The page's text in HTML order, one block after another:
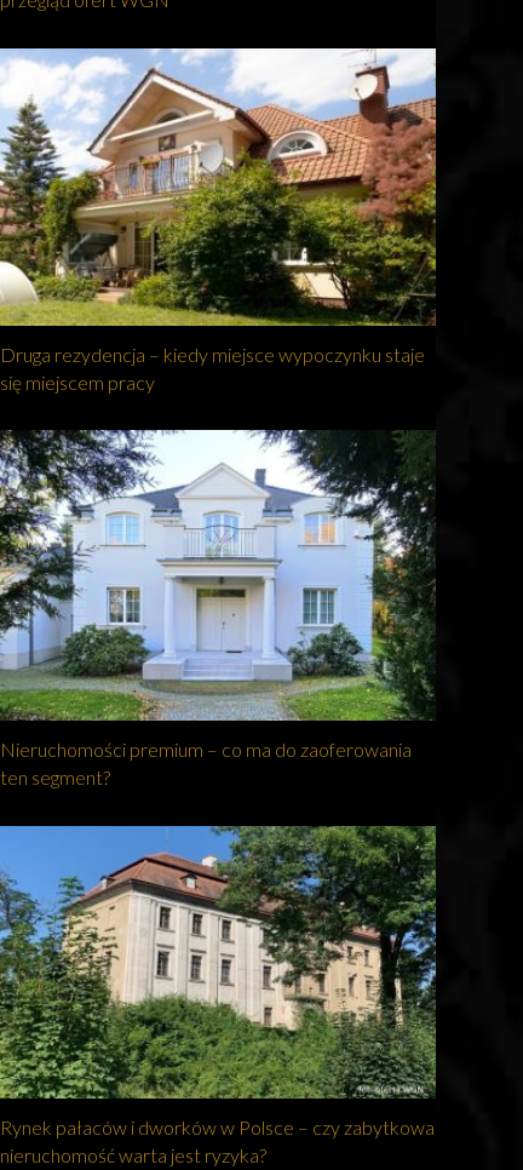
Druga rezydencja – kiedy miejsce wypoczynku staje
się miejscem pracy
Nieruchomości premium – co ma do zaoferowania
ten segment?
Rynek pałaców i dworków w Polsce – czy zabytkowa
nieruchomość warta jest ryzyka?